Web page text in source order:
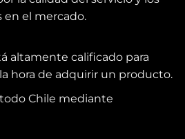
el mercado.
altamente calificado para
hora de adquirir un producto.
Chile mediante